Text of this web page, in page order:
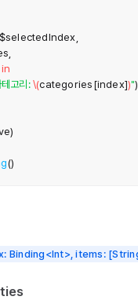
$selectedIndex
in
테고리: \(categories[index])")
)
()
Binding<Int>, items: